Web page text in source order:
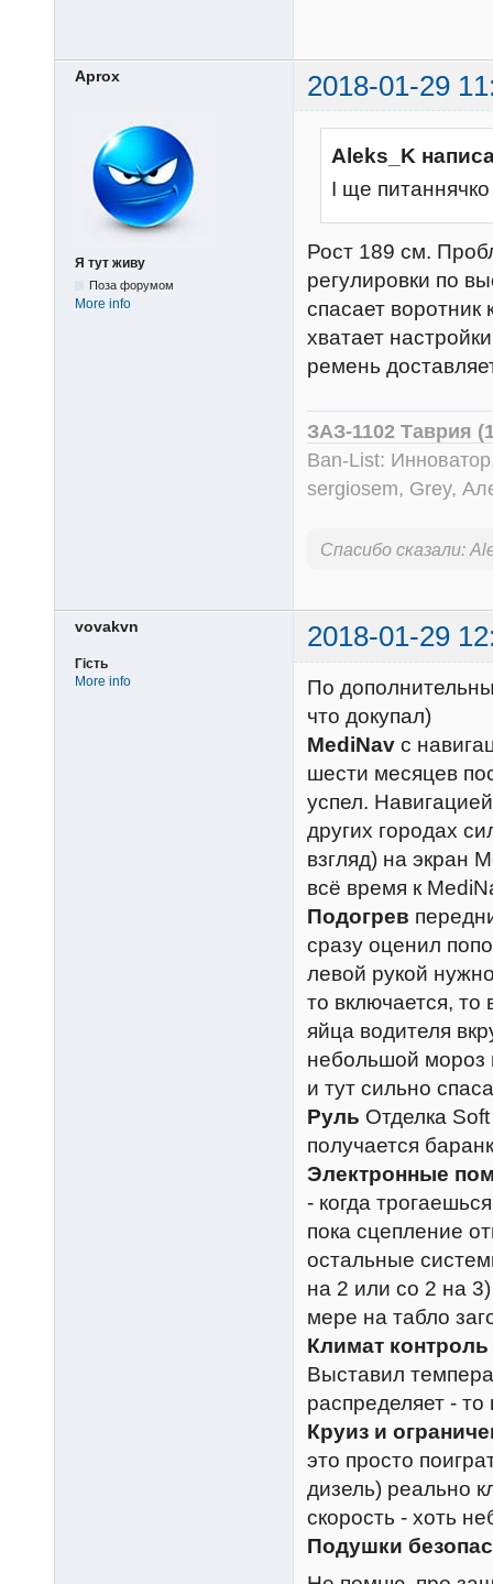
Aprox 2018-01-29
Я тут живу
Поза форумом
More info
Aleks_K
І ще питаннячко
Рост 189 см.
регулировки по
спасает
хватает
ремень
ЗАЗ-1102 Таврия
Ban-List:
sergiosem, Grey,
Спасибо сказали:
vovakvn 2018-01-29
Гість
More info
По
что докупал)
MediNav с
шести месяцев
успел.
других городах
взгляд) на экран
всё время к
Подогрев
сразу оценил
левой рукой
то включается,
яйца водителя
небольшой мороз
и тут сильно
Руль Отделка
получается
Электронные
- когда
пока сцепление
остальные
на 2 или со 2 на
мере на табло
Климат контроль
Выставил
распределяет - то
Круиз и
это просто
дизель) реально
скорость - хоть
Подушки